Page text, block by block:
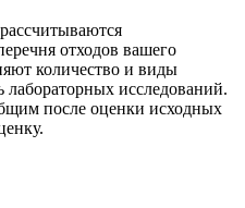
отходов вашего
количество и виды
лабораторных исследований.
после оценки исходных